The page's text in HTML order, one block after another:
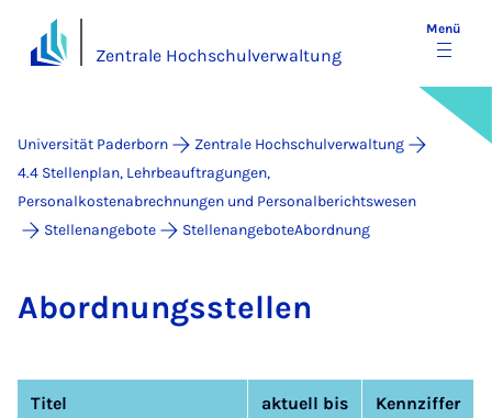
Zentrale Hochschulverwaltung
Menü
Universität Paderborn
Zentrale Hochschulverwaltung
4.4 Stellenplan, Lehrbeauftragungen,
Personalkostenabrechnungen und Personalberichtswesen
Stellenangebote
StellenangeboteAbordnung
Ab­ord­nungs­stel­len
Titel aktuell bis Kennziffer